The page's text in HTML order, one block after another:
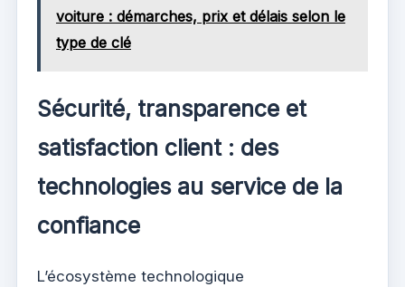
voiture : démarches, prix et délais selon le
type de clé
Sécurité, transparence et
satisfaction client : des
technologies au service de la
confiance
L’écosystème technologique